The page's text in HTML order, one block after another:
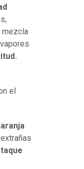
mezcla
el